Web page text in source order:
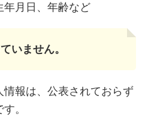
年月日、年齢など
いません。
情報は、公表されておらず
。